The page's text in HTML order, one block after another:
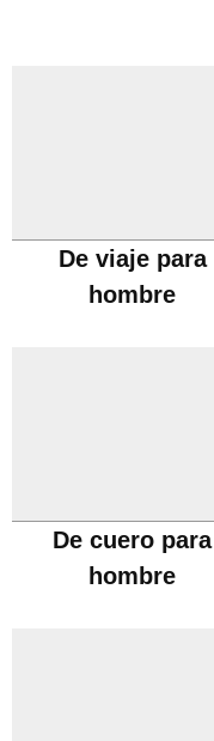
De viaje para
hombre
De cuero para
hombre